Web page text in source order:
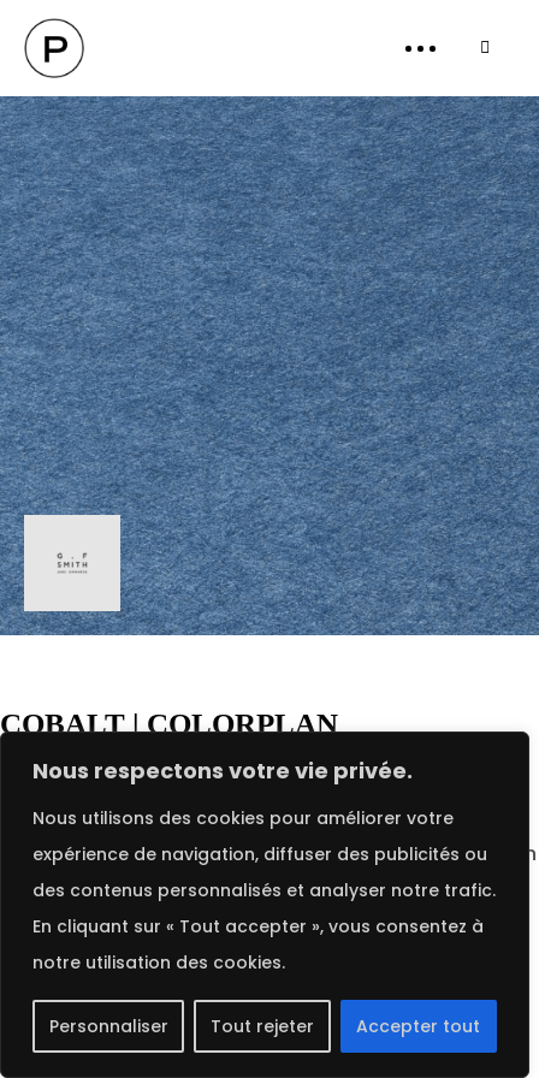
Nous respectons votre vie privée.
Nous utilisons des cookies pour améliorer votre
expérience de navigation, diffuser des publicités ou
des contenus personnalisés et analyser notre trafic.
En cliquant sur « Tout accepter », vous consentez à
notre utilisation des cookies.
Personnaliser Tout rejeter Accepter tout
Boutique
Mon Compte
Mes Commandes
Chinese (Simplified)
Dutch
English
French
German
Italian
Portuguese
Russian
Spanish
COBALT | COLORPLAN
Le Papier de Création Colorplan Cobalt de GF Smith
présente une teinte bleue profonde, idéale pour des
créations artistiques et professionnelles. Disponible en
plusieurs grammages (135, 170, 270, 350) et format
pratique de 64 x 97 cm, ce papier offre une qualité
premium pour des résultats éclatants.